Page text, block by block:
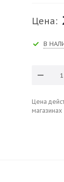
Цена:
В
Цена
магазинах